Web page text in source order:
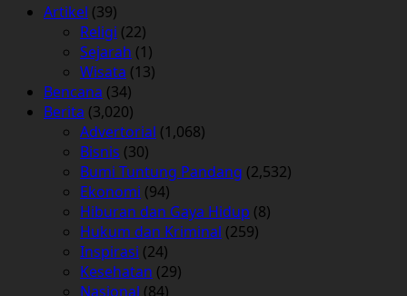
Artikel (39)
Religi (22)
Sejarah (1)
Wisata (13)
Bencana (34)
Berita (3,020)
Advertorial (1,068)
Bisnis (30)
Bumi Tuntung Pandang (2,532)
Ekonomi (94)
Hiburan dan Gaya Hidup (8)
Hukum dan Kriminal (259)
Inspirasi (24)
Kesehatan (29)
Nasional (84)